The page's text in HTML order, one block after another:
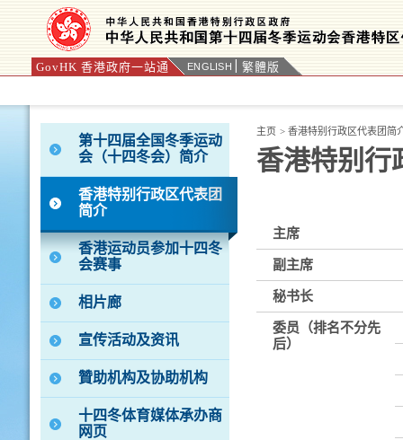
GovHK 香港政府一站通 ENGLISH 繁體版
按“Tab”进入菜单
第十四届全国冬季运动
会（十四冬会）简介
香港特别行政区代表团
简介
香港运动员参加十四冬
会赛事
相片廊
宣传活动及资讯
贊助机构及协助机构
十四冬体育媒体承办商
网页
主页 > 香港特别行政区代表团简
香港特别行
主席
副主席
秘书长
委员（排名不分先
后）